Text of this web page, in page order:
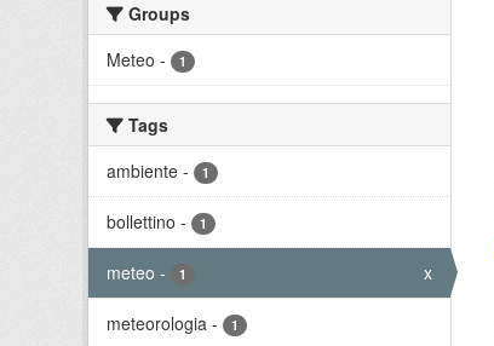
Groups
Meteo - 1
Tags
ambiente - 1
bollettino - 1
meteo - 1 x
meteorologia - 1